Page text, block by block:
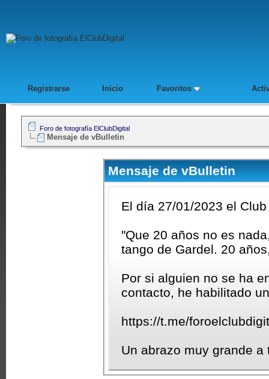
Registrarse Inicio Favoritos
Foro de fotografía ElClubDigital
Mensaje de vBulletin
Mensaje de vBulletin
El día 27/01/2023 el
"Que 20 años no es
tango de Gardel. 20
Por si alguien no se ha
contacto, he habilitado
https://t.me/
Un abrazo muy grande a